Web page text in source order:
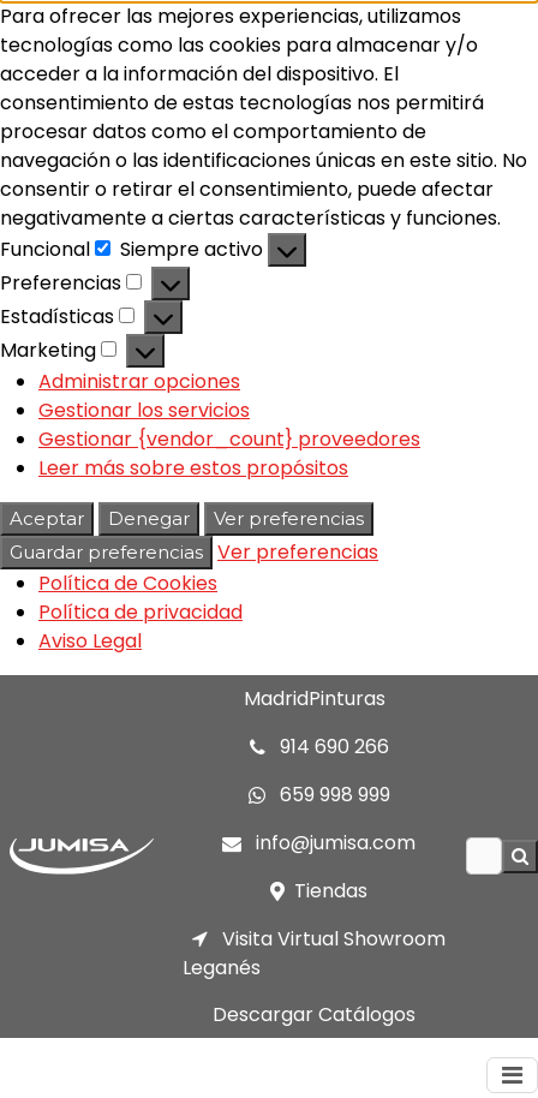
Para ofrecer las mejores experiencias, utilizamos
tecnologías como las cookies para almacenar y/o
acceder a la información del dispositivo. El
consentimiento de estas tecnologías nos permitirá
procesar datos como el comportamiento de
navegación o las identificaciones únicas en este sitio. No
consentir o retirar el consentimiento, puede afectar
negativamente a ciertas características y funciones.
Funcional
Siempre activo
Preferencias
Estadísticas
Marketing
Administrar opciones
Gestionar los servicios
Gestionar {vendor_count} proveedores
Leer más sobre estos propósitos
Aceptar Denegar
Ver preferencias
Guardar preferencias
Ver preferencias
Política de Cookies
Política de privacidad
Aviso Legal
MadridPinturas
914 690 266
659 998 999
info@jumisa.com
Tiendas
Visita Virtual Showroom
Leganés
Descargar Catálogos